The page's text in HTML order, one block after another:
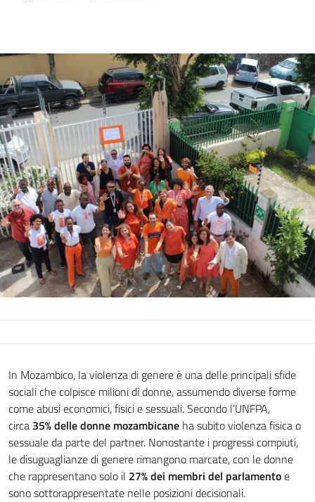
In Mozambico, la violenza di genere è una delle principali sfide
sociali che colpisce milioni di donne, assumendo diverse forme
come abusi economici, fisici e sessuali. Secondo l’UNFPA,
circa 35% delle donne mozambicane ha subito violenza fisica o
sessuale da parte del partner. Nonostante i progressi compiuti,
le disuguaglianze di genere rimangono marcate, con le donne
che rappresentano solo il 27% dei membri del parlamentoe
sono sottorappresentate nelle posizioni decisionali.